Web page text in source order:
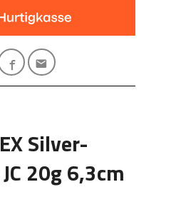
Silver-
20g 6,3cm